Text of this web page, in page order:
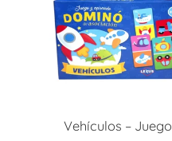
Vehículos – Juego